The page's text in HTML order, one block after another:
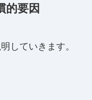
的要因
していきます。